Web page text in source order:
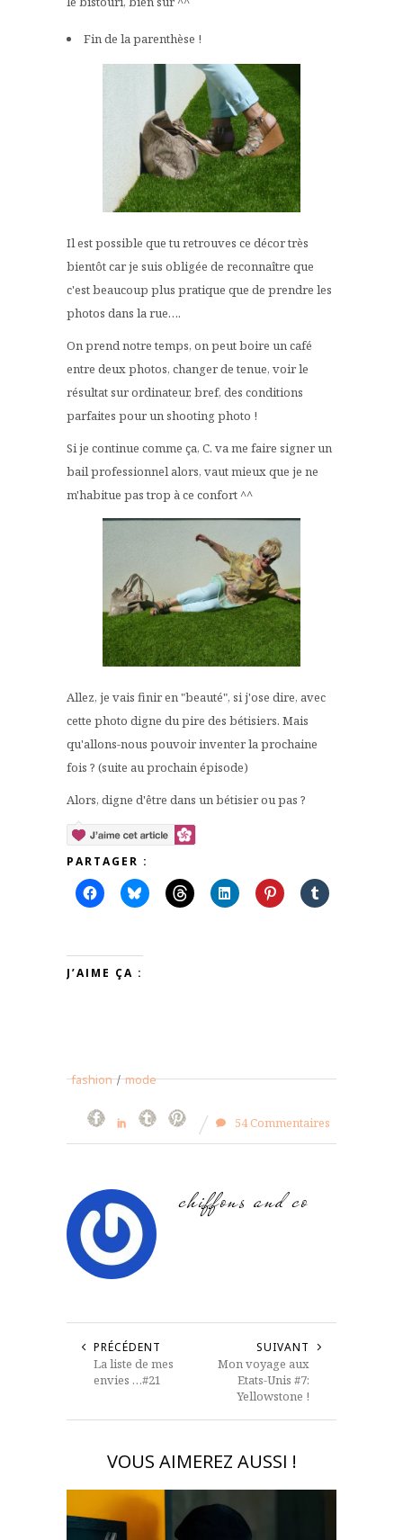
Fin de la parenthèse !
Il est possible que tu retrouves ce décor très
bientôt car je suis obligée de reconnaître que
c'est beaucoup plus pratique que de prendre les
photos dans la rue….
On prend notre temps, on peut boire un café
entre deux photos, changer de tenue, voir le
résultat sur ordinateur, bref, des conditions
parfaites pour un shooting photo !
Si je continue comme ça, C. va me faire signer un
bail professionnel alors, vaut mieux que je ne
m'habitue pas trop à ce confort ^^
Allez, je vais finir en "beauté", si j'ose dire, avec
cette photo digne du pire des bétisiers. Mais
qu'allons-nous pouvoir inventer la prochaine
fois ? (suite au prochain épisode)
Alors, digne d'être dans un bétisier ou pas ?
PARTAGER :
J’AIME ÇA :
fashion / mode
54 Commentaires
chiffons and co
PRÉCÉDENT
La liste de mes
envies …#21
SUIVANT
Mon voyage aux
Etats-Unis #7:
Yellowstone !
VOUS AIMEREZ AUSSI !